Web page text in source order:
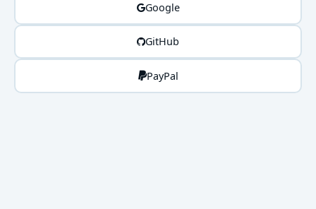
Google
GitHub
PayPal